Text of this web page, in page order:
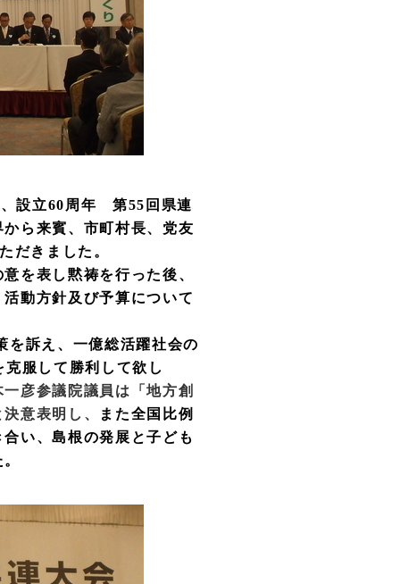
、設立60周年 第55回県連
ら来賓、市町村長、党友
だきました。
を表し黙祷を行った後、
動方針及び予算について
を訴え、一億総活躍社会の
服して勝利して欲し
彦参議院議員は「地方創
意表明し、
また全国比例
い、島根の発展と子ども